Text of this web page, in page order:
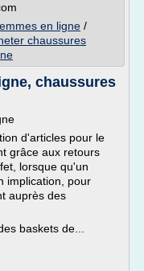
en ligne /
chaussures
chaussures
d'articles pour le
grâce aux retours
lorsque qu'un
implication, pour
auprès des
baskets de...